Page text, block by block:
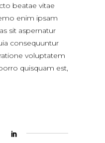
beatae vitae
enim ipsam
sit aspernatur
consequuntur
voluptatem
quisquam est,